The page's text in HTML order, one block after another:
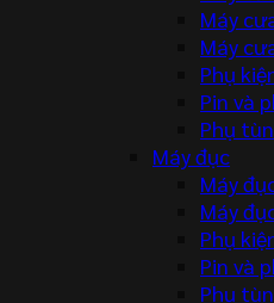
Máy
Máy
Phụ
Pin và
Phụ
Máy đục
Máy
Máy
Phụ
Pin và
Phụ